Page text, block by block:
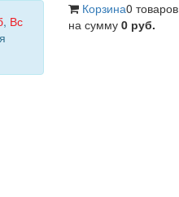
, Вс
Корзина0 товаров
на сумму 0 руб.